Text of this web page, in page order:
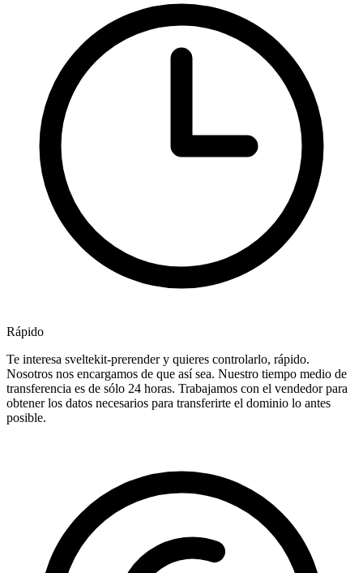
Rápido
Te interesa sveltekit-prerender y quieres controlarlo, rápido.
Nosotros nos encargamos de que así sea. Nuestro tiempo medio de
transferencia es de sólo 24 horas. Trabajamos con el vendedor para
obtener los datos necesarios para transferirte el dominio lo antes
posible.